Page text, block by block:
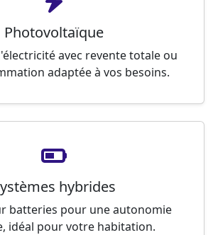
Photovoltaïque
avec revente totale ou
adaptée à vos besoins.
hybrides
batteries pour une autonomie
idéal pour votre habitation.